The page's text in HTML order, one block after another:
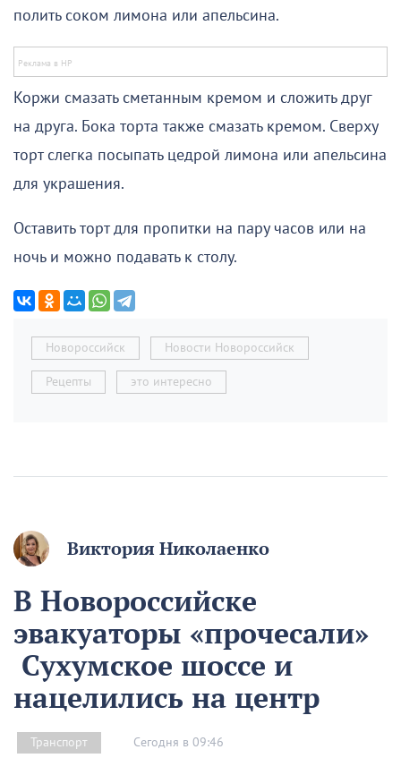
полить соком лимона или апельсина.
Коржи смазать сметанным кремом и сложить друг
на друга. Бока торта также смазать кремом. Сверху
торт слегка посыпать цедрой лимона или апельсина
для украшения.
Оставить торт для пропитки на пару часов или на
ночь и можно подавать к столу.
Новороссийск Новости Новороссийск
Рецепты это интересно
Виктория Николаенко
В Новороссийске
эвакуаторы «прочесали»
Сухумское шоссе и
нацелились на центр
Транспорт Сегодня в 09:46